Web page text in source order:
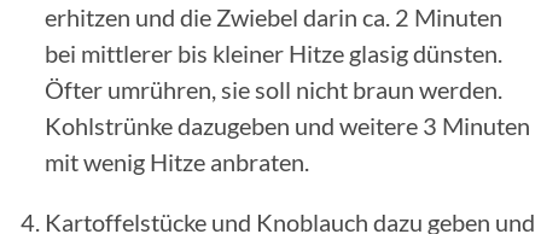
erhitzen und die Zwiebel darin ca. 2 Minuten
bei mittlerer bis kleiner Hitze glasig dünsten.
Öfter umrühren, sie soll nicht braun werden.
Kohlstrünke dazugeben und weitere 3 Minuten
mit wenig Hitze anbraten.
Kartoffelstücke und Knoblauch dazu geben und